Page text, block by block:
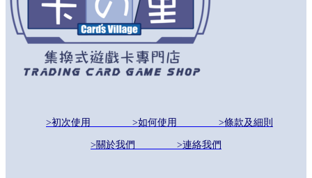
>初次使用 >如何使用 >條款及細則
>關於我們 >連絡我們